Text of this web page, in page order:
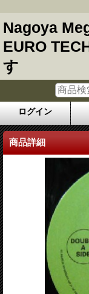
Nagoya
EURO
す
ログイン
商品詳細